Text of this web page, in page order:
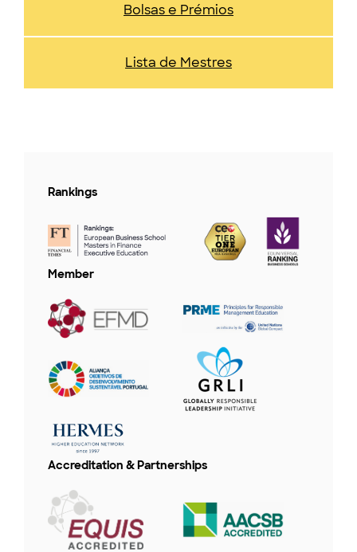
Bolsas e Prémios
Lista de Mestres
Rankings
Member
Accreditation & Partnerships